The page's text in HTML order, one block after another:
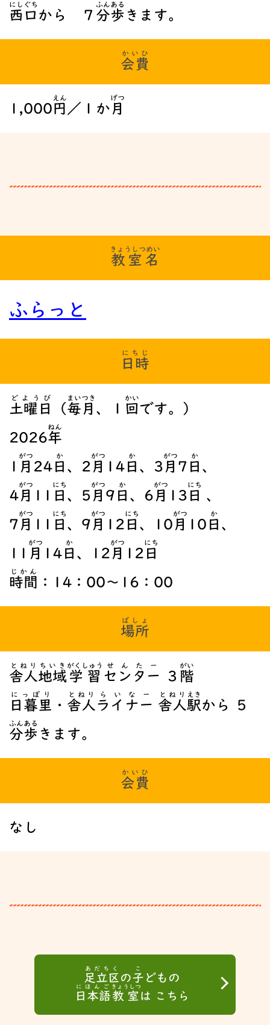
西口
にしぐち
から ７ 分
ふん
歩
ある
きます。
会費
かいひ
1,000円
えん
／１か 月
げつ
教室名
きょうしつめい
ふらっと
日時
にちじ
土曜日
どようび
（毎
まい
月
つき
、１ 回
かい
です。）
2026年
ねん
1 月
がつ
24 日
か
、2 月
がつ
14 日
か
、3 月
がつ
7 日
か
、
4 月
がつ
11 日
にち
、5 月
がつ
9 日
か
、6 月
がつ
13 日
にち
、
7 月
がつ
11 日
にち
、9 月
がつ
12 日
にち
、10 月
がつ
10 日
か
、
11 月
がつ
14 日
か
、12 月
がつ
12 日
にち
時間
じかん
：14：00～16：00
場所
ばしょ
舎人
とねり
地域
ちいき
学習
がくしゅう
センター
せんたー
３ 階
がい
日暮里
にっぽり
・ 舎人
とねり
ライナー
らいなー
舎人
とねり
駅
えき
から ５
分
ふん
歩
ある
きます。
会費
かいひ
なし
足立区
あだちく
の子
こ
どもの
日本語
にほんご
教室
きょうしつ
は こちら